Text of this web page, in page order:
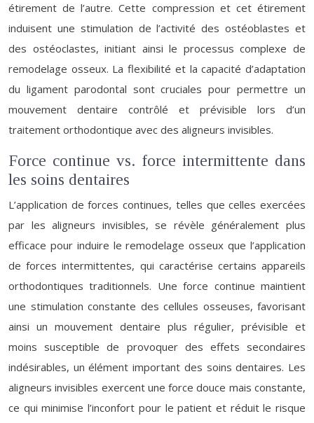
étirement de l’autre. Cette compression et cet étirement
induisent une stimulation de l’activité des ostéoblastes et
des ostéoclastes, initiant ainsi le processus complexe de
remodelage osseux. La flexibilité et la capacité d’adaptation
du ligament parodontal sont cruciales pour permettre un
mouvement dentaire contrôlé et prévisible lors d’un
traitement orthodontique avec des aligneurs invisibles.
Force continue vs. force intermittente dans
les soins dentaires
L’application de forces continues, telles que celles exercées
par les aligneurs invisibles, se révèle généralement plus
efficace pour induire le remodelage osseux que l’application
de forces intermittentes, qui caractérise certains appareils
orthodontiques traditionnels. Une force continue maintient
une stimulation constante des cellules osseuses, favorisant
ainsi un mouvement dentaire plus régulier, prévisible et
moins susceptible de provoquer des effets secondaires
indésirables, un élément important des soins dentaires. Les
aligneurs invisibles exercent une force douce mais constante,
ce qui minimise l’inconfort pour le patient et réduit le risque